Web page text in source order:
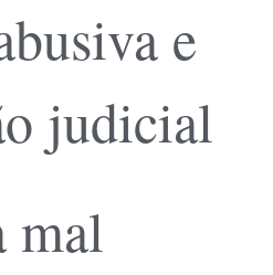
e
judicial
mal